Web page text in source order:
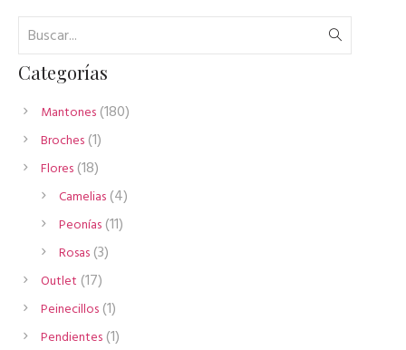
Categorías
Mantones 180180
Broches 11
producto
Flores 1818
productos
Camelias 44
Peonías 1111
Rosas 33
Outlet 1717
productos
Peinecillos 11
producto
Pendientes 11